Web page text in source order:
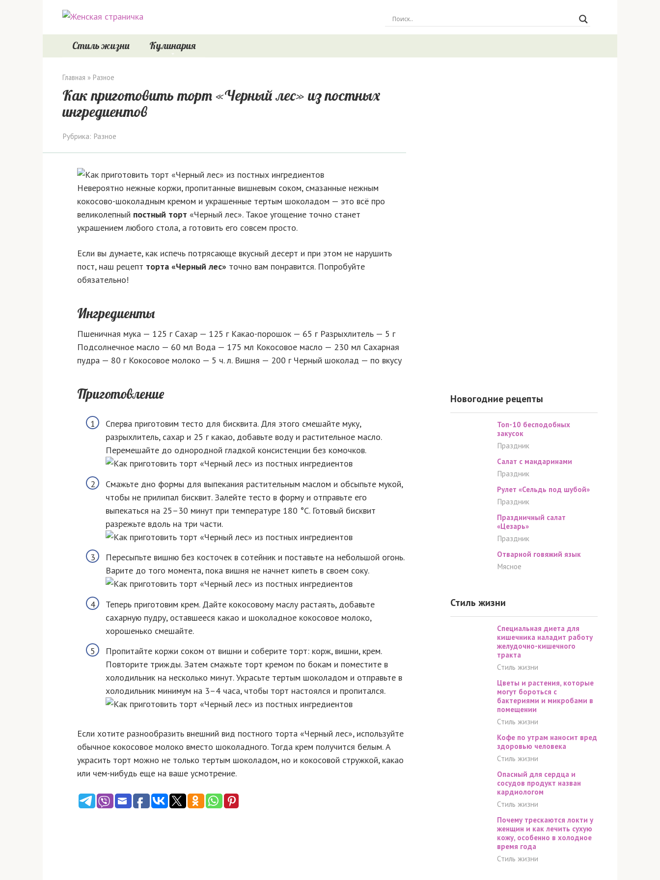
Стиль жизни Кулинария
Главная » Разное
Как приготовить торт «Черный лес» из постных
ингредиентов
Рубрика: Разное
Невероятно нежные коржи, пропитанные вишневым соком, смазанные нежным
кокосово-шоколадным кремом и украшенные тертым шоколадом — это всё про
великолепный постный торт «Черный лес». Такое угощение точно станет
украшением любого стола, а готовить его совсем просто.
Если вы думаете, как испечь потрясающе вкусный десерт и при этом не нарушить
пост, наш рецепт торта «Черный лес» точно вам понравится. Попробуйте
обязательно!
Ингредиенты
Пшеничная мука — 125 г Сахар — 125 г Какао-порошок — 65 г Разрыхлитель — 5 г
Подсолнечное масло — 60 мл Вода — 175 мл Кокосовое масло — 230 мл Сахарная
пудра — 80 г Кокосовое молоко — 5 ч. л. Вишня — 200 г Черный шоколад — по вкусу
Приготовление
Сперва приготовим тесто для бисквита. Для этого смешайте муку,
разрыхлитель, сахар и 25 г какао, добавьте воду и растительное масло.
Перемешайте до однородной гладкой консистенции без комочков.
Смажьте дно формы для выпекания растительным маслом и обсыпьте мукой,
чтобы не прилипал бисквит. Залейте тесто в форму и отправьте его
выпекаться на 25–30 минут при температуре 180 °С. Готовый бисквит
разрежьте вдоль на три части.
Пересыпьте вишню без косточек в сотейник и поставьте на небольшой огонь.
Варите до того момента, пока вишня не начнет кипеть в своем соку.
Теперь приготовим крем. Дайте кокосовому маслу растаять, добавьте
сахарную пудру, оставшееся какао и шоколадное кокосовое молоко,
хорошенько смешайте.
Пропитайте коржи соком от вишни и соберите торт: корж, вишни, крем.
Повторите трижды. Затем смажьте торт кремом по бокам и поместите в
холодильник на несколько минут. Украсьте тертым шоколадом и отправьте в
холодильник минимум на 3–4 часа, чтобы торт настоялся и пропитался.
Если хотите разнообразить внешний вид постного торта «Черный лес», используйте
обычное кокосовое молоко вместо шоколадного. Тогда крем получится белым. А
украсить торт можно не только тертым шоколадом, но и кокосовой стружкой, какао
или чем-нибудь еще на ваше усмотрение.
Новогодние рецепты
Топ-10 бесподобных
закусок
Праздник
Салат с мандаринами
Праздник
Рулет «Сельдь под шубой»
Праздник
Праздничный салат
«Цезарь»
Праздник
Отварной говяжий язык
Мясное
Стиль жизни
Специальная диета для
кишечника наладит работу
желудочно-кишечного
тракта
Стиль жизни
Цветы и растения, которые
могут бороться с
бактериями и микробами в
помещении
Стиль жизни
Кофе по утрам наносит вред
здоровью человека
Стиль жизни
Опасный для сердца и
сосудов продукт назван
кардиологом
Стиль жизни
Почему трескаются локти у
женщин и как лечить сухую
кожу, особенно в холодное
время года
Стиль жизни